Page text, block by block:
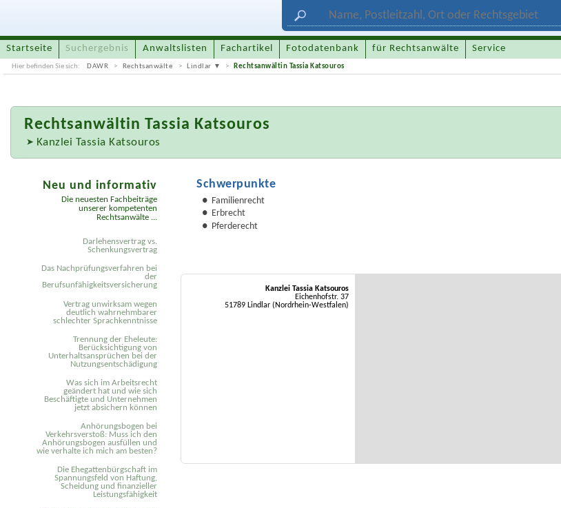
Startseite Suchergebnis Anwaltslisten Fachartikel Fotodatenbank für Rechtsanwälte Service
Hier befinden Sie sich: DAWR Rechtsanwälte Lindlar Rechtsanwältin Tassia Katsouros
RechtsanwältinTassia Katsouros
Kanzlei Tassia Katsouros
Schwerpunkte
Familienrecht
Erbrecht
Pferderecht
Kanzlei Tassia Katsouros
Eichenhofstr. 37
51789 Lindlar (Nordrhein-Westfalen)
Neu und informativ
Die neuesten Fachbeiträge
unserer kompetenten
Rechtsanwälte ...
Darlehensvertrag vs.
Schenkungsvertrag
Das Nachprüfungsverfahren bei
der
Berufsunfähigkeitsversicherung
Vertrag unwirksam wegen
deutlich wahrnehmbarer
schlechter Sprachkenntnisse
Trennung der Eheleute:
Berücksichtigung von
Unterhaltsansprüchen bei der
Nutzungsentschädigung
Was sich im Arbeitsrecht
geändert hat und wie sich
Beschäftigte und Unternehmen
jetzt absichern können
Anhörungsbogen bei
Verkehrsverstoß: Muss ich den
Anhörungsbogen ausfüllen und
wie verhalte ich mich am besten?
Die Ehegattenbürgschaft im
Spannungsfeld von Haftung,
Scheidung und finanzieller
Leistungsfähigkeit